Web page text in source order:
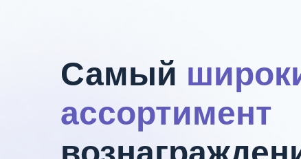
Самый
ассортимент